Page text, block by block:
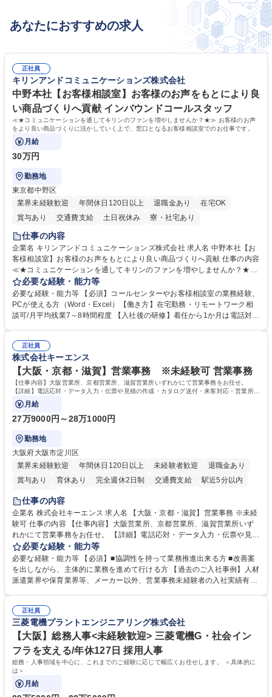
あなたにおすすめの求人
正社員
キリンアンドコミュニケーションズ株式会社
中野本社【お客様相談室】お客様のお声をもとにより良
い商品づくりへ貢献 インバウンドコールスタッフ
≪★コミュニケーションを通してキリンのファンを増やしませんか？★≫ お客様のお声
をより良い商品づくりに活かしていく上で、窓口となるお客様相談室でのお仕事です。
月給
30万円
勤務地
東京都中野区
業界未経験歓迎
年間休日120日以上 退職金あり
在宅OK
賞与あり
交通費支給 土日祝休み 寮・社宅あり
仕事の内容
企業名 キリンアンドコミュニケーションズ株式会社 求人名 中野本社【お
客様相談室】お客様のお声をもとにより良い商品づくりへ貢献 仕事の内容
≪★コミュニケーションを通してキリンのファンを増やしませんか？★≫
お客様のお声をより良い商品づくりに活かしていく上で、窓口となるお客
様相談室でのお仕事です。 日々お客様からいただくキリングループへのご
意見を、企業活動に活かしています。お客様からの声に迅速かつ誠意をも
って対応、情報提供するとともにグループ内活動に反映しています。 【具
平均100件前後■メール・手紙：同上40件前後 募集職種 中野本社【お客様
相談室】お客様のお声をもとにより良い商品づくりへ貢献
必要な経験・能力等
必要な経験・能力等 【必須】コールセンターやお客様相談室の業務経験、
PCが使える方（Word・Excel）【働き方】在宅勤務・リモートワーク相
談可/月平均残業7～8時間程度 【入社後の研修】着任から1か月は電話対応
すのでご安心ください。 【当社について】キリングループの広報機能を担
う会社として、お客様との出会いを大切にし、磨き上げたホスピタリティ
を込めてコミュニケーションをとりながら広報関連業務を行っておりま
す。 学歴・資格 学歴：大学院 大学 高専 短大 専修学校 高校 語学力： 資
格：
正社員
株式会社キーエンス
【大阪・京都・滋賀】営業事務 ※未経験可 営業事務
【仕事内容】大阪営業所、京都営業所、滋賀営業所いずれかにて営業事務をお任せ。
【詳細】電話応対・データ入力・伝票や見積の作成・カタログ送付・来客対応・営業所内
で発生する事務業務や業務改善をお任せ。
月給
27万9000円～28万1000円
勤務地
大阪府大阪市淀川区
業界未経験歓迎
年間休日120日以上 未経験者歓迎
退職金あり
賞与あり
育休あり 完全週休2日制 交通費支給
駅近5分以内
土日祝休み
仕事の内容
企業名 株式会社キーエンス 求人名 【大阪・京都・滋賀】営業事務 ※未経
験可 仕事の内容 【仕事内容】大阪営業所、京都営業所、滋賀営業所いず
れかにて営業事務をお任せ。 【詳細】電話応対・データ入力・伝票や見積
の作成・カタログ送付・来客対応・営業所内で発生する事務業務や業務改
善をお任せ。 【教育制度】ご入社後、育成担当とペアになりながらOJTに
て業務を覚えていただくことが可能です。業務システムがきちんと構築さ
れているため、スムーズに仕事に慣れることができる環境です。また、
募集職種 【大阪・京都・滋賀】営業事務 ※未経験可
必要な経験・能力等
必要な経験・能力等 【必須】■協調性を持って業務推進出来る方 ■改善案
を出しながら、主体的に業務を進めて行ける方 【過去のご入社事例】人材
派遣業界や保育業界等、メーカー以外、営業事務未経験者の入社実績有
えて、お客様や社員の状況に合わせ、能動的なサポート、改善の動きも期
待され。組織を支えるスペシャリストとして、チームに貢献し、結果的に
社員から頼られる存在になることができます。平均19:30の退勤以降の業
務の持ち帰りも禁止されており、メリハリのある働き方となります。 学
歴・資格 学歴：大学院 大学 高専 短大 語学力： 資格：
正社員
三菱電機プラントエンジニアリング株式会社
【大阪】総務人事<未経験歓迎> 三菱電機G・社会イン
フラを支える/年休127日 採用人事
総務・人事領域を中心に、これまでのご経験に応じて幅広くお任せします。 ＜具体的に
は＞
月給